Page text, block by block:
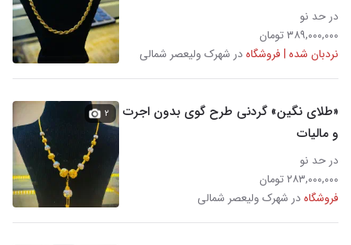
در حد نو
۳۸۹,۰۰۰,۰۰۰ تومان
نردبان شده | فروشگاهدر شهرک ولیعصر شمالی
«طلای نگین» گردنی طرح گوی بدون اجرت
و مالیات
در حد نو
۲۸۳,۰۰۰,۰۰۰ تومان
فروشگاهدر شهرک ولیعصر شمالی
۲